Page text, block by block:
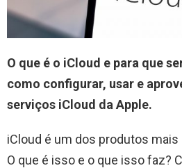
O que é o iCloud e para que
como configurar, usar e
serviços iCloud da Apple.
iCloud é um dos produtos
O que é isso e o que isso faz?